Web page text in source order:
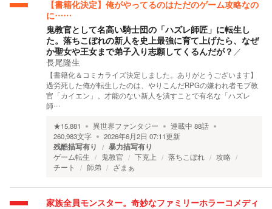
【書籍化決定】俺がやってるのはただのゲーム攻略なの
に……
鬼教官として名高い騎士団の「ハズレ師匠」に転生し
た。落ちこぼれの新人を史上最強に育て上げたら、なぜ
か聖女や王女まで弟子入り志願してくるんだが？ ／
長尾隆生
【書籍化＆コミカライズ決定しました。ありがとうございます】
過労死した俺が転生したのは、やりこんだRPGの嫌われ者モブ教
官「カイエン」。才能のない新人を潰すことで有名な「ハズレ
師…
★15,881 異世界ファンタジー 連載中 88話
260,983文字 2026年6月2日 07:11更新
残酷描写有り 暴力描写有り
ゲーム転生 鬼教官 下克上 落ちこぼれ
攻略
チート
師弟 ざまぁ
家族全員モンスター。奇妙なファミリーホラーコメディ